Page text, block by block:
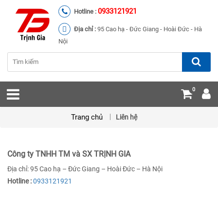
Hotline : 0933121921
Địa chỉ : 95 Cao hạ - Đức Giang - Hoài Đức - Hà
Nội
0
Trang chủ Liên hệ
Công ty TNHH TM và SX TRỊNH GIA
Địa chỉ: 95 Cao hạ – Đức Giang – Hoài Đức – Hà Nội
Hotline :0933121921